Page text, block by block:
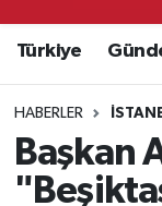
Türkiye
HABERLER
Başkan
Süper Lig
Tüm
Son Dakika